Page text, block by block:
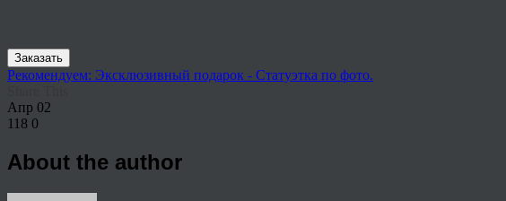
Заказать
Рекомендуем: Эксклюзивный подарок - Статуэтка по фото.
Апр 02
118 0
About the author